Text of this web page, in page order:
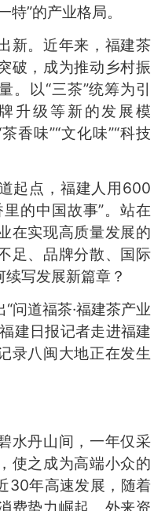
”的产业格局。
。近年来，福建茶
破，成为推动乡村振
。以“三茶”统筹为引
升级等新的发展模
香味”“文化味”“科技
点，福建人用600
的中国故事”。站在
在实现高质量发展的
足、品牌分散、国际
写发展新篇章？
道福茶·福建茶产业
建日报记者走进福建
录八闽大地正在发生
丹山间，一年仅采
使之成为高端小众的
30年高速发展，随着
费势力崛起、外来资